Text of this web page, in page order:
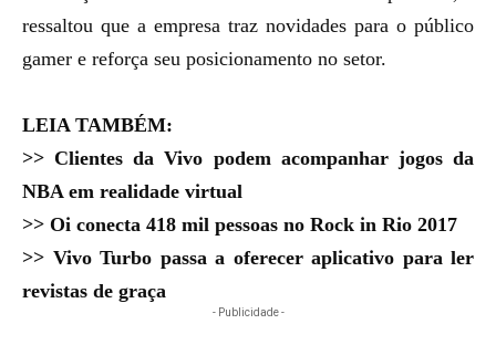
ressaltou que a empresa traz novidades para o público
gamer e reforça seu posicionamento no setor.
LEIA TAMBÉM:
>> Clientes da Vivo podem acompanhar jogos da
NBA em realidade virtual
>> Oi conecta 418 mil pessoas no Rock in Rio 2017
>> Vivo Turbo passa a oferecer aplicativo para ler
revistas de graça
- Publicidade -